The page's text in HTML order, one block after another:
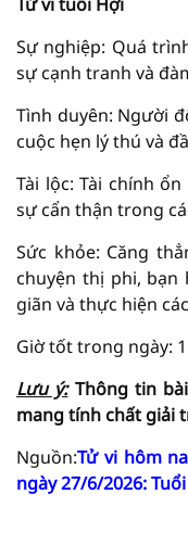
Sự nghiệp: Quá
sự cạnh tranh và
Tình duyên: Người
cuộc hẹn lý thú và
Tài lộc: Tài chính
sự cẩn thận trong
Sức khỏe: Căng
chuyện thị phi,
giãn và thực hiện
Giờ tốt trong ngày:
Lưu ý: Thông tin
mang tính chất giải
Nguồn:Tử vi hôm
ngày 27/6/2026: